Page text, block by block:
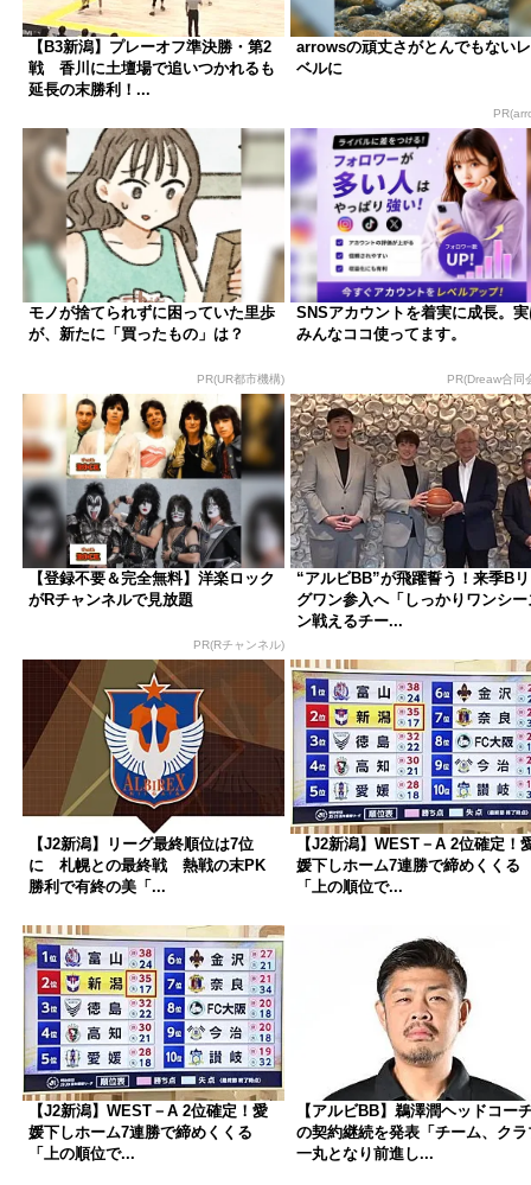
【B3新潟】プレーオフ準決勝・第2
戦 香川に土壇場で追いつかれるも
延長の末勝利！...
arrowsの頑丈さがとんでもないレ
ベルに
モノが捨てられずに困っていた里歩
が、新たに「買ったもの」は？
PR(UR都市機構)
SNSアカウントを着実に成長。
みんなココ使ってます。
PR(Dreaw合同
【登録不要＆完全無料】洋楽ロック
がRチャンネルで見放題
PR(Rチャンネル)
“アルビBB”が飛躍誓う！来季B
グワン参入へ「しっかりワンシー
ン戦えるチー...
【J2新潟】リーグ最終順位は7位
に 札幌との最終戦 熱戦の末PK
勝利で有終の美「...
【J2新潟】WEST－A 2位確定！
媛下しホーム7連勝で締めくくる
「上の順位で...
【J2新潟】WEST－A 2位確定！愛
媛下しホーム7連勝で締めくくる
「上の順位で...
【アルビBB】鵜澤潤ヘッドコー
の契約継続を発表「チーム、クラ
一丸となり前進し...